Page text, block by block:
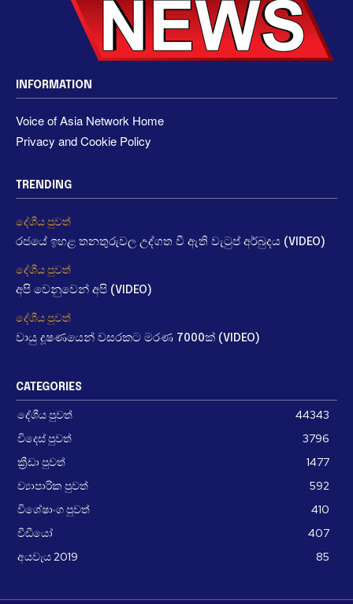
INFORMATION
Voice of Asia Network Home
Privacy and Cookie Policy
TRENDING
දේශීය පුවත්
රජයේ ඉහළ තනතුරුවල උද්ගත වී ඇති වැටුප් අර්බුදය (VIDEO)
දේශීය පුවත්
අපි වෙනුවෙන් අපි (VIDEO)
දේශීය පුවත්
වායු දූෂණයෙන් වසරකට මරණ 7000ක් (VIDEO)
CATEGORIES
දේශීය පුවත්
44343
විදෙස් පුවත්
3796
ක්‍රීඩා පුවත්
1477
ව්‍යාපාරික පුවත්
592
විශේෂාංග පුවත්
410
වීඩීයෝ
407
අයවැය 2019
85